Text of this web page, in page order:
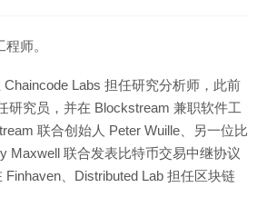
师。
Labs 担任研究分析师，此前
研究员，并在 Blockstream 兼职软件工
联合创始人 Peter Wuille、另一位比
Maxwell 联合发表比特币交易中继协议
、Distributed Lab 担任区块链